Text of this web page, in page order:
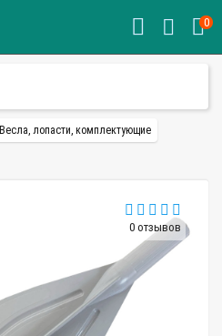
0
Весла, лопасти, комплектующие
0 отзывов